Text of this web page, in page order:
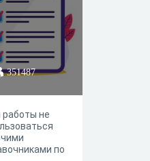
351487
работы не
по